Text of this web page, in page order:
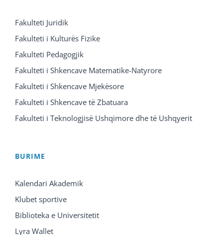
Fakulteti Juridik
Fakulteti i Kulturës Fizike
Fakulteti Pedagogjik
Fakulteti i Shkencave Matematike-Natyrore
Fakulteti i Shkencave Mjekësore
Fakulteti i Shkencave të Zbatuara
Fakulteti i Teknologjisë Ushqimore dhe të Ushqyerit
BURIME
Kalendari Akademik
Klubet sportive
Biblioteka e Universitetit
Lyra Wallet